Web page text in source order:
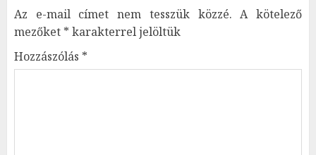
Az e-mail címet nem tesszük közzé. A kötelező
mezőket * karakterrel jelöltük
Hozzászólás *